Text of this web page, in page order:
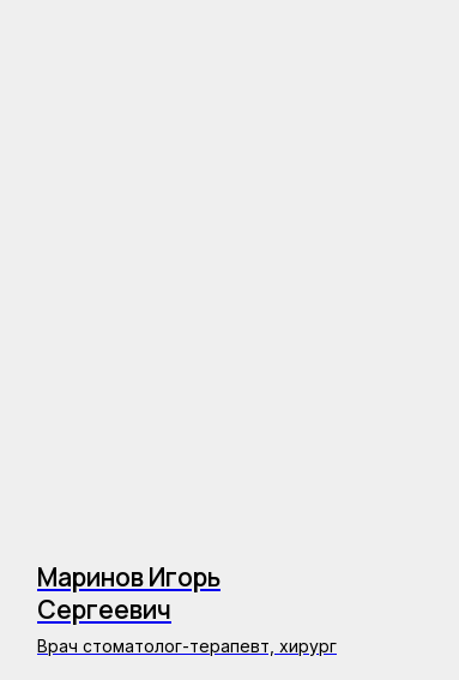
Маринов Игорь
Сергеевич
Врач стоматолог-терапевт, хирург